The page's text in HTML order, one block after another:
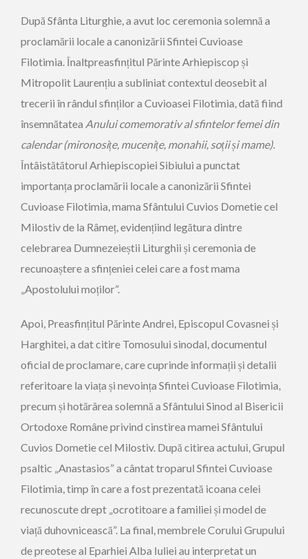
După Sfânta Liturghie, a avut loc ceremonia solemnă a
proclamării locale a canonizării Sfintei Cuvioase
Filotimia. Înaltpreasfințitul Părinte Arhiepiscop și
Mitropolit Laurențiu a subliniat contextul deosebit al
trecerii în rândul sfinților a Cuvioasei Filotimia, dată fiind
însemnătatea Anului comemorativ al sfintelor femei din
calendar (mironosițe, mucenițe, monahii, soții și mame).
Întâistătătorul Arhiepiscopiei Sibiului a punctat
importanța proclamării locale a canonizării Sfintei
Cuvioase Filotimia, mama Sfântului Cuvios Dometie cel
Milostiv de la Râmeț, evidențiind legătura dintre
celebrarea Dumnezeieștii Liturghii și ceremonia de
recunoaștere a sfințeniei celei care a fost mama
„Apostolului moților”.
Apoi, Preasfințitul Părinte Andrei, Episcopul Covasnei și
Harghitei, a dat citire Tomosului sinodal, documentul
oficial de proclamare, care cuprinde informații și detalii
referitoare la viața și nevoința Sfintei Cuvioase Filotimia,
precum și hotărârea solemnă a Sfântului Sinod al Bisericii
Ortodoxe Române privind cinstirea mamei Sfântului
Cuvios Dometie cel Milostiv. După citirea actului, Grupul
psaltic „Anastasios” a cântat troparul Sfintei Cuvioase
Filotimia, timp în care a fost prezentată icoana celei
recunoscute drept „ocrotitoare a familiei și model de
viață duhovnicească”. La final, membrele Corului Grupului
de preotese al Eparhiei Alba Iuliei au interpretat un